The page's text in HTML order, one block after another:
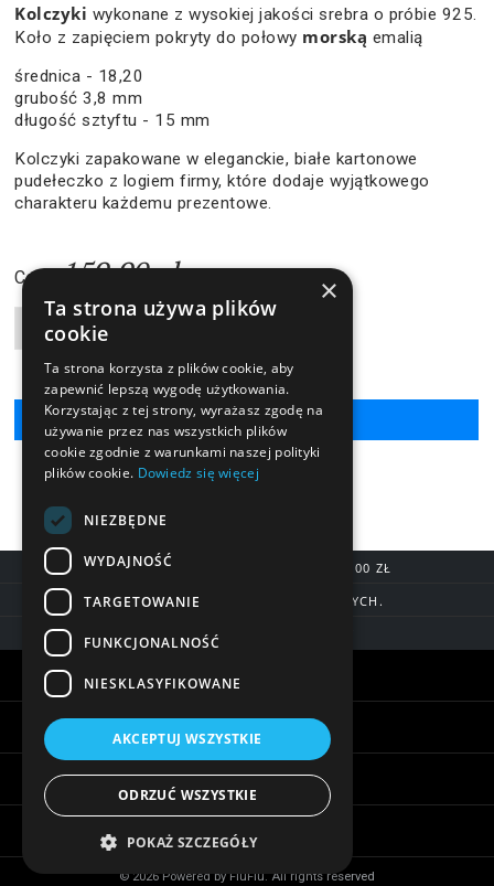
Kolczyki wykonane z wysokiej jakości srebra o próbie 925.
Koło z zapięciem pokryty do połowy morską emalią
średnica - 18,20
grubość 3,8 mm
długość sztyftu - 15 mm
Kolczyki zapakowane w eleganckie, białe kartonowe
pudełeczko z logiem firmy, które dodaje wyjątkowego
charakteru każdemu prezentowe.
Cena: 159,90 zł
Liczba produktów
DARMOWA DOSTAWA OD 200,00 ZŁ
DOSTAWA DO 7 DNI ROBOCZYCH.
BLIK, SZYBKIE PRZELEWY
Warunki zakupów
Informacje
Biżuteria - ciekawostki
© 2026 Powered by FiuFiu. All rights reserved
×
Ta strona używa plików
cookie
Ta strona korzysta z plików cookie, aby
zapewnić lepszą wygodę użytkowania.
Korzystając z tej strony, wyrażasz zgodę na
używanie przez nas wszystkich plików
cookie zgodnie z warunkami naszej polityki
plików cookie. Dowiedz się więcej
NIEZBĘDNE
WYDAJNOŚĆ
TARGETOWANIE
FUNKCJONALNOŚĆ
NIESKLASYFIKOWANE
AKCEPTUJ WSZYSTKIE
ODRZUĆ WSZYSTKIE
POKAŻ SZCZEGÓŁY